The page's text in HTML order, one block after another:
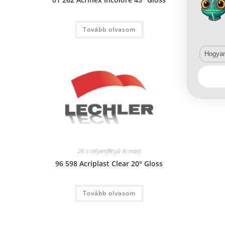
Tovább olvasom
2K-s selyemfényű és matt
96 598 Acriplast Clear 20° Gloss
Tovább olvasom